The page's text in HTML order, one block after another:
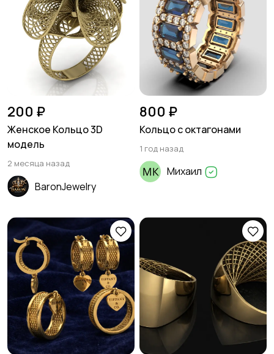
200 ₽
Женское Кольцо 3D
модель
2 месяца назад
BaronJewelry
800 ₽
Кольцо с октагонами
1 год назад
Михаил